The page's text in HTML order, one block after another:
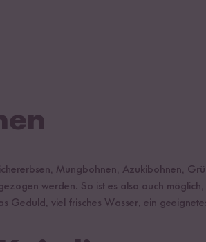
Mungbohnen, Azukibohnen,
werden. So ist es also auch
Geduld, viel frisches Wasser, ein